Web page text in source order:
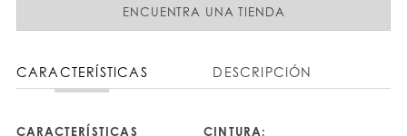
ENCUENTRA UNA TIENDA
CARACTERÍSTICAS DESCRIPCIÓN
CARACTERÍSTICAS
CINTURA: